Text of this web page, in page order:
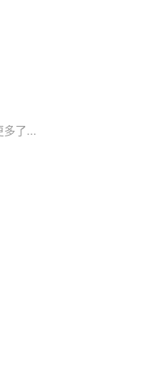
多了...